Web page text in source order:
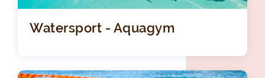
Watersport - Aquagym